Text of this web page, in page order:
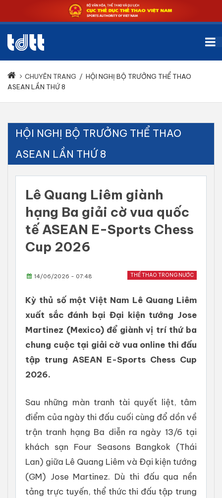
CHUYÊN TRANG / HỘI NGHỊ BỘ TRƯỞNG THỂ THAO
ASEAN LẦN THỨ 8
HỘI NGHỊ BỘ TRƯỞNG THỂ THAO
ASEAN LẦN THỨ 8
Lê Quang Liêm giành
hạng Ba giải cờ vua quốc
tế ASEAN E-Sports Chess
Cup 2026
THỂ THAO TRONG NƯỚC
14/06/2026 - 07:48
Kỳ thủ số một Việt Nam Lê Quang Liêm
xuất sắc đánh bại Đại kiện tướng Jose
Martinez (Mexico) để giành vị trí thứ ba
chung cuộc tại giải cờ vua online thi đấu
tập trung ASEAN E-Sports Chess Cup
2026.
Sau những màn tranh tài quyết liệt, tâm
điểm của ngày thi đấu cuối cùng đổ dồn về
trận tranh hạng Ba diễn ra ngày 13/6 tại
khách sạn Four Seasons Bangkok (Thái
Lan) giữa Lê Quang Liêm và Đại kiện tướng
(GM) Jose Martinez. Dù thi đấu qua nền
tảng trực tuyến, thể thức thi đấu tập trung